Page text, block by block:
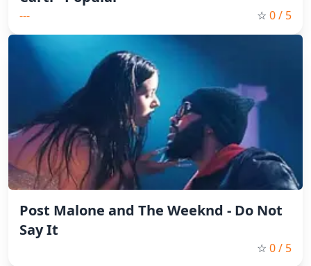
--- ☆ 0/ 5
Post Malone and The Weeknd - Do Not
Say It
☆ 0/ 5